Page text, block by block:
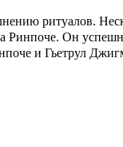
ритуалов.
Ринпоче. Он
и Гьетрул